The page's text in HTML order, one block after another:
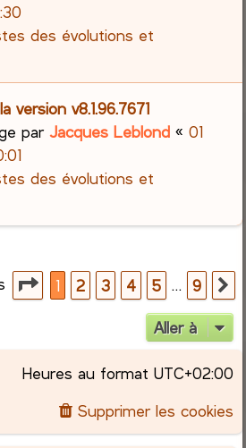
des évolutions et
version v8.1.96.7671
parJacques Leblond «01
des évolutions et
Page1sur
1 2 3 4 5 … 9
Aller à
Heures au format UTC+02:00
Supprimer les cookies